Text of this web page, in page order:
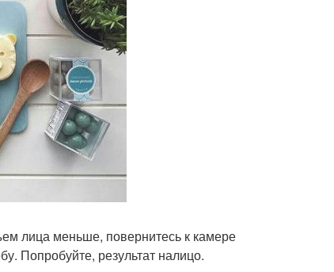
лица меньше, повернитесь к камере
Попробуйте, результат налицо.